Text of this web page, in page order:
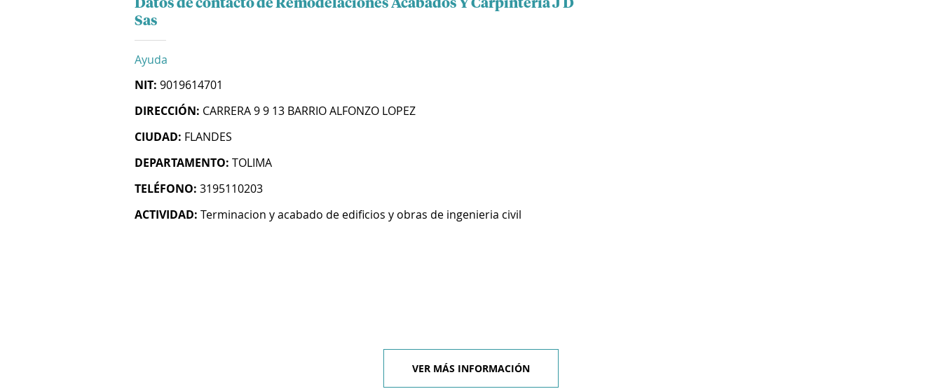
Datos de contacto de Remodelaciones Acabados Y Carpinteria J D
Sas
Ayuda
NIT: 9019614701
DIRECCIÓN: CARRERA 9 9 13 BARRIO ALFONZO LOPEZ
CIUDAD: FLANDES
DEPARTAMENTO: TOLIMA
TELÉFONO: 3195110203
ACTIVIDAD: Terminacion y acabado de edificios y obras de ingenieria civil
VER MÁS INFORMACIÓN